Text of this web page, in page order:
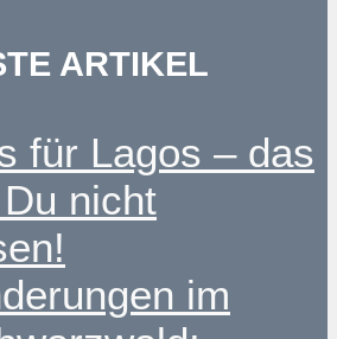
ARTIKEL
für Lagos – das
nicht
im